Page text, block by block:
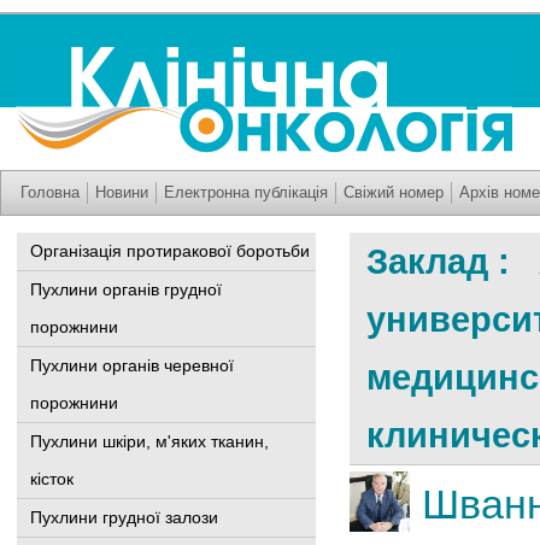
Головна Новини Електронна публікація Свіжий номер Архів
Організація протиракової боротьби
Пухлини органів грудної
порожнини
Пухлини органів черевної
порожнини
Пухлини шкіри, м'яких тканин,
кісток
Пухлини грудної залози
Заклад :